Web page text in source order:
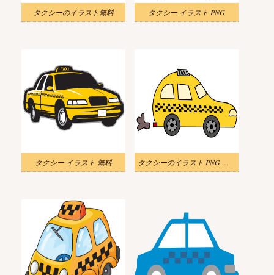
タクシーのイラスト無料 タクシー イラスト PNG
タクシー イラスト 無料 タクシーのイラスト PNG ダウンロード